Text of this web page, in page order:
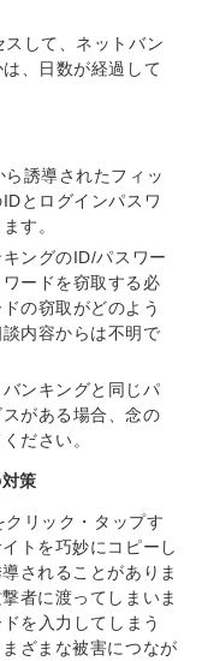
して、ネットバン
、日数が経過して
ら誘導されたフィッ
とログインパスワ
す。
ングのID/パスワー
ードを窃取する必
の窃取がどのよう
内容からは不明で
ンキングと同じパ
がある場合、念の
ださい。
策
リック・タップす
トを巧妙にコピーし
されることがありま
者に渡ってしまいま
を入力してしまう
ざまな被害につなが